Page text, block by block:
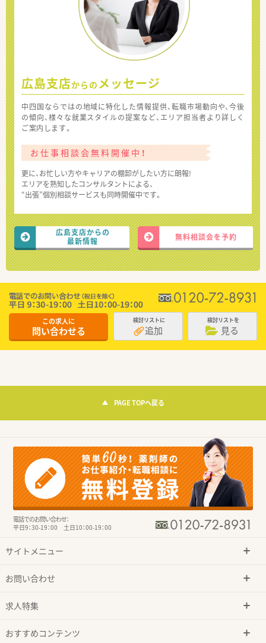
広島支店からの メッセージ
中四国ならではの地域に特化した情報提供、転職市場動向や、今後
の傾向、様々な就業スタイルの提案など、エリア担当者より詳しく
ご案内します。
お仕事相談会無料開催中！
更に、お忙しい方やキャリアの棚卸がしたい方に朗報!
エリアを熟知したコンサルタントによる、
“出張”個別相談サービスも同時開催中です。
広島支店からの
最新情報
無料相談会を予約
この求人に
問い合わせる
検討リストに
追加
検討リストを
見る
PAGE TOPへ戻る
電話でのお問い合わせ：
平日9：30-19：00 土日10：00-19：00
サイトメニュー
お問い合わせ
求人特集
おすすめコンテンツ